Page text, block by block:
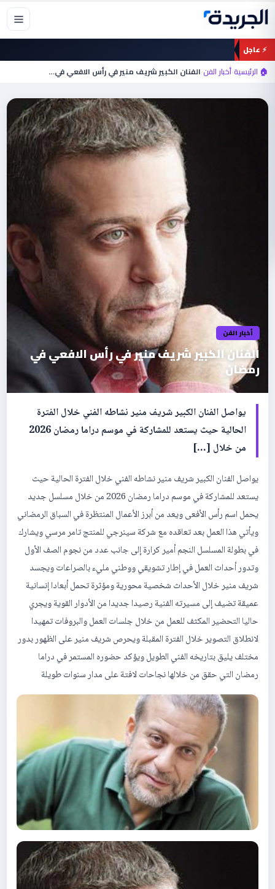
تخطي
المحتوى
⚡ عاجل
🏠 الرئيسية›أخبار الفن›الفنان الكبير شريف منير في رأس الافعي في…
أخبار الفن
الفنان الكبير شريف منير في رأس الافعي في
رمضان
يواصل الفنان الكبير شريف منير نشاطه الفني خلال الفترة
الحالية حيث يستعد للمشاركة في موسم دراما رمضان 2026
من خلال […]
يواصل الفنان الكبير شريف منير نشاطه الفني خلال الفترة الحالية حيث
يستعد للمشاركة في موسم دراما رمضان 2026 من خلال مسلسل جديد
يحمل اسم رأس الأفعى ويعد من أبرز الأعمال المنتظرة في السباق الرمضاني
ويأتي هذا العمل بعد تعاقده مع شركة سينرجي للمنتج تامر مرسي ويشارك
في بطولة المسلسل النجم أمير كرارة إلى جانب عدد من نجوم الصف الأول
وتدور أحداث العمل في إطار تشويقي ووطني مليء بالصراعات ويجسد
شريف منير خلال الأحداث شخصية محورية ومؤثرة تحمل أبعادا إنسانية
عميقة تضيف إلى مسيرته الفنية رصيدا جديدا من الأدوار القوية ويجري
حاليا التحضير المكثف للعمل من خلال جلسات العمل والبروفات تمهيدا
لانطلاق التصوير خلال الفترة المقبلة ويحرص شريف منير على الظهور بدور
مختلف يليق بتاريخه الفني الطويل ويؤكد حضوره المستمر في دراما
رمضان التي حقق من خلالها نجاحات لافتة على مدار سنوات طويلة